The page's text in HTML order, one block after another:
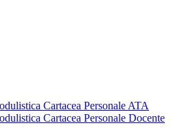
Cartacea Personale ATA
Cartacea Personale Docente